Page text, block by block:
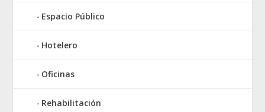
Espacio Público
Hotelero
Oficinas
Rehabilitación